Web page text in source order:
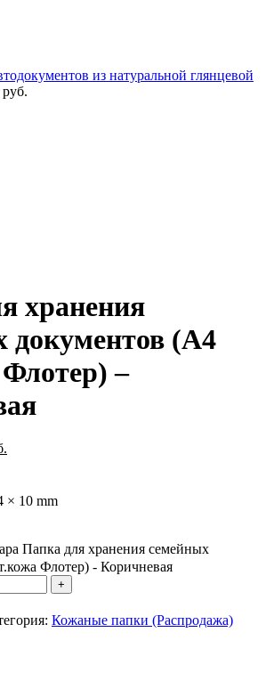
из натуральной глянцевой
руб.
хранения
документов (А4
–
× 10 mm
Папка для хранения семейных
Флотер) - Коричневая
Кожаные папки (Распродажа)